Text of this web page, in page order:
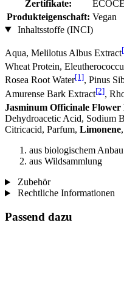
Zertifikate:
Produkteigenschaft: Vegan
Inhaltsstoffe (INCI)
Aqua, Melilotus Albus Extract
Wheat Protein,
Rosea Root Water[1], Pinus
Amurense Bark Extract[2],
Jasminum Officinale
Dehydroacetic Acid, Sodium
Citricacid, Parfum, Limonene,
aus biologischem Anbau
aus Wildsammlung
Zubehör
Rechtliche Informationen
Passend dazu